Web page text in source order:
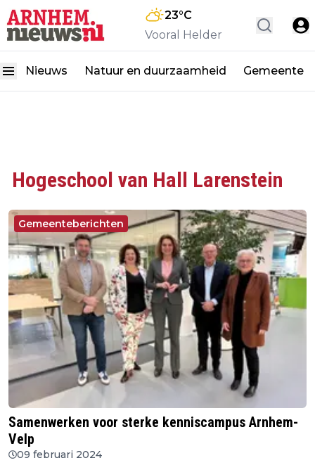
23°C
Vooral Helder
Nieuws Natuur en duurzaamheid Gemeente
Hogeschool van Hall Larenstein
Gemeenteberichten
Samenwerken voor sterke kenniscampus Arnhem-
Velp
09 februari 2024